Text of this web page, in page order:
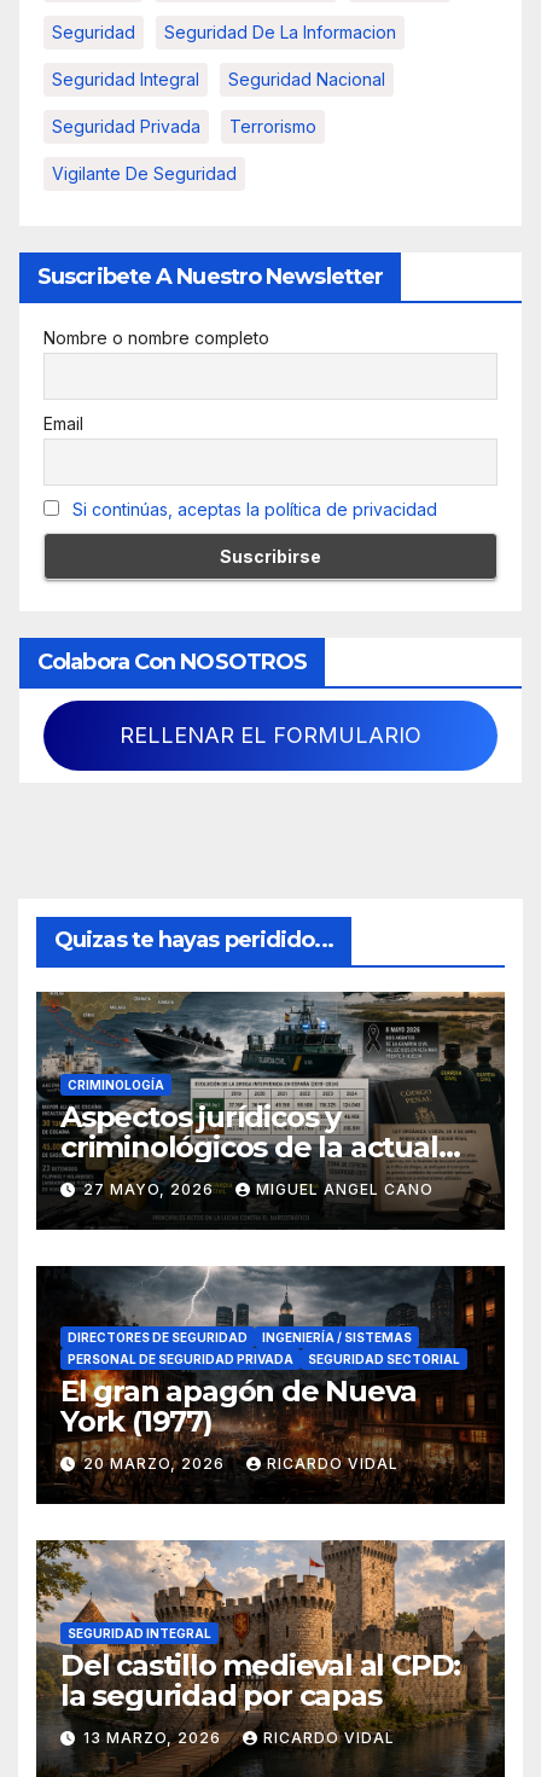
Seguridad Seguridad De La Informacion
Seguridad Integral Seguridad Nacional
Seguridad Privada Terrorismo
Vigilante De Seguridad
Suscribete A Nuestro Newsletter
Nombre o nombre completo
Email
Si continúas, aceptas la política de privacidad
Colabora Con NOSOTROS
RELLENAR EL FORMULARIO
Quizas te hayas peridido...
CRIMINOLOGÍA
Aspectos jurídicos y
criminológicos de la actual
lucha contra el narcotráfico
en el sur de España
27 MAYO, 2026 MIGUEL ANGEL CANO
DIRECTORES DE SEGURIDAD
INGENIERÍA / SISTEMAS
PERSONAL DE SEGURIDAD PRIVADA
SEGURIDAD SECTORIAL
El gran apagón de Nueva
York (1977)
20 MARZO, 2026 RICARDO VIDAL
SEGURIDAD INTEGRAL
Del castillo medieval al CPD:
la seguridad por capas
13 MARZO, 2026 RICARDO VIDAL